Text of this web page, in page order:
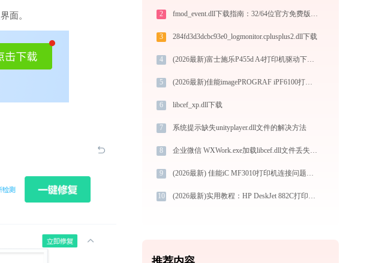
界面。 2 fmod_event.dll下载指南：32/64位官方免费版解决DLL缺失问题
3 284fd3d3dcbc93e0_logmonitor.cplusplus2.dll下载
4 (2026最新)富士施乐P455d A4打印机驱动下载与安装教程：新手也能轻松搞定
5 (2026最新)佳能imagePROGRAF iPF6100打印机驱动如何下载安装？这里有你需要的所有信息
6 libcef_xp.dll下载
7 系统提示缺失unityplayer.dll文件的解决方法
8 企业微信 WXWork.exe加载libcef.dll文件丢失处理办法
9 (2026最新) 佳能iC MF3010打印机连接问题解决方法 - 金山毒霸
10 (2026最新)实用教程：HP DeskJet 882C打印机驱动的下载与安装技巧